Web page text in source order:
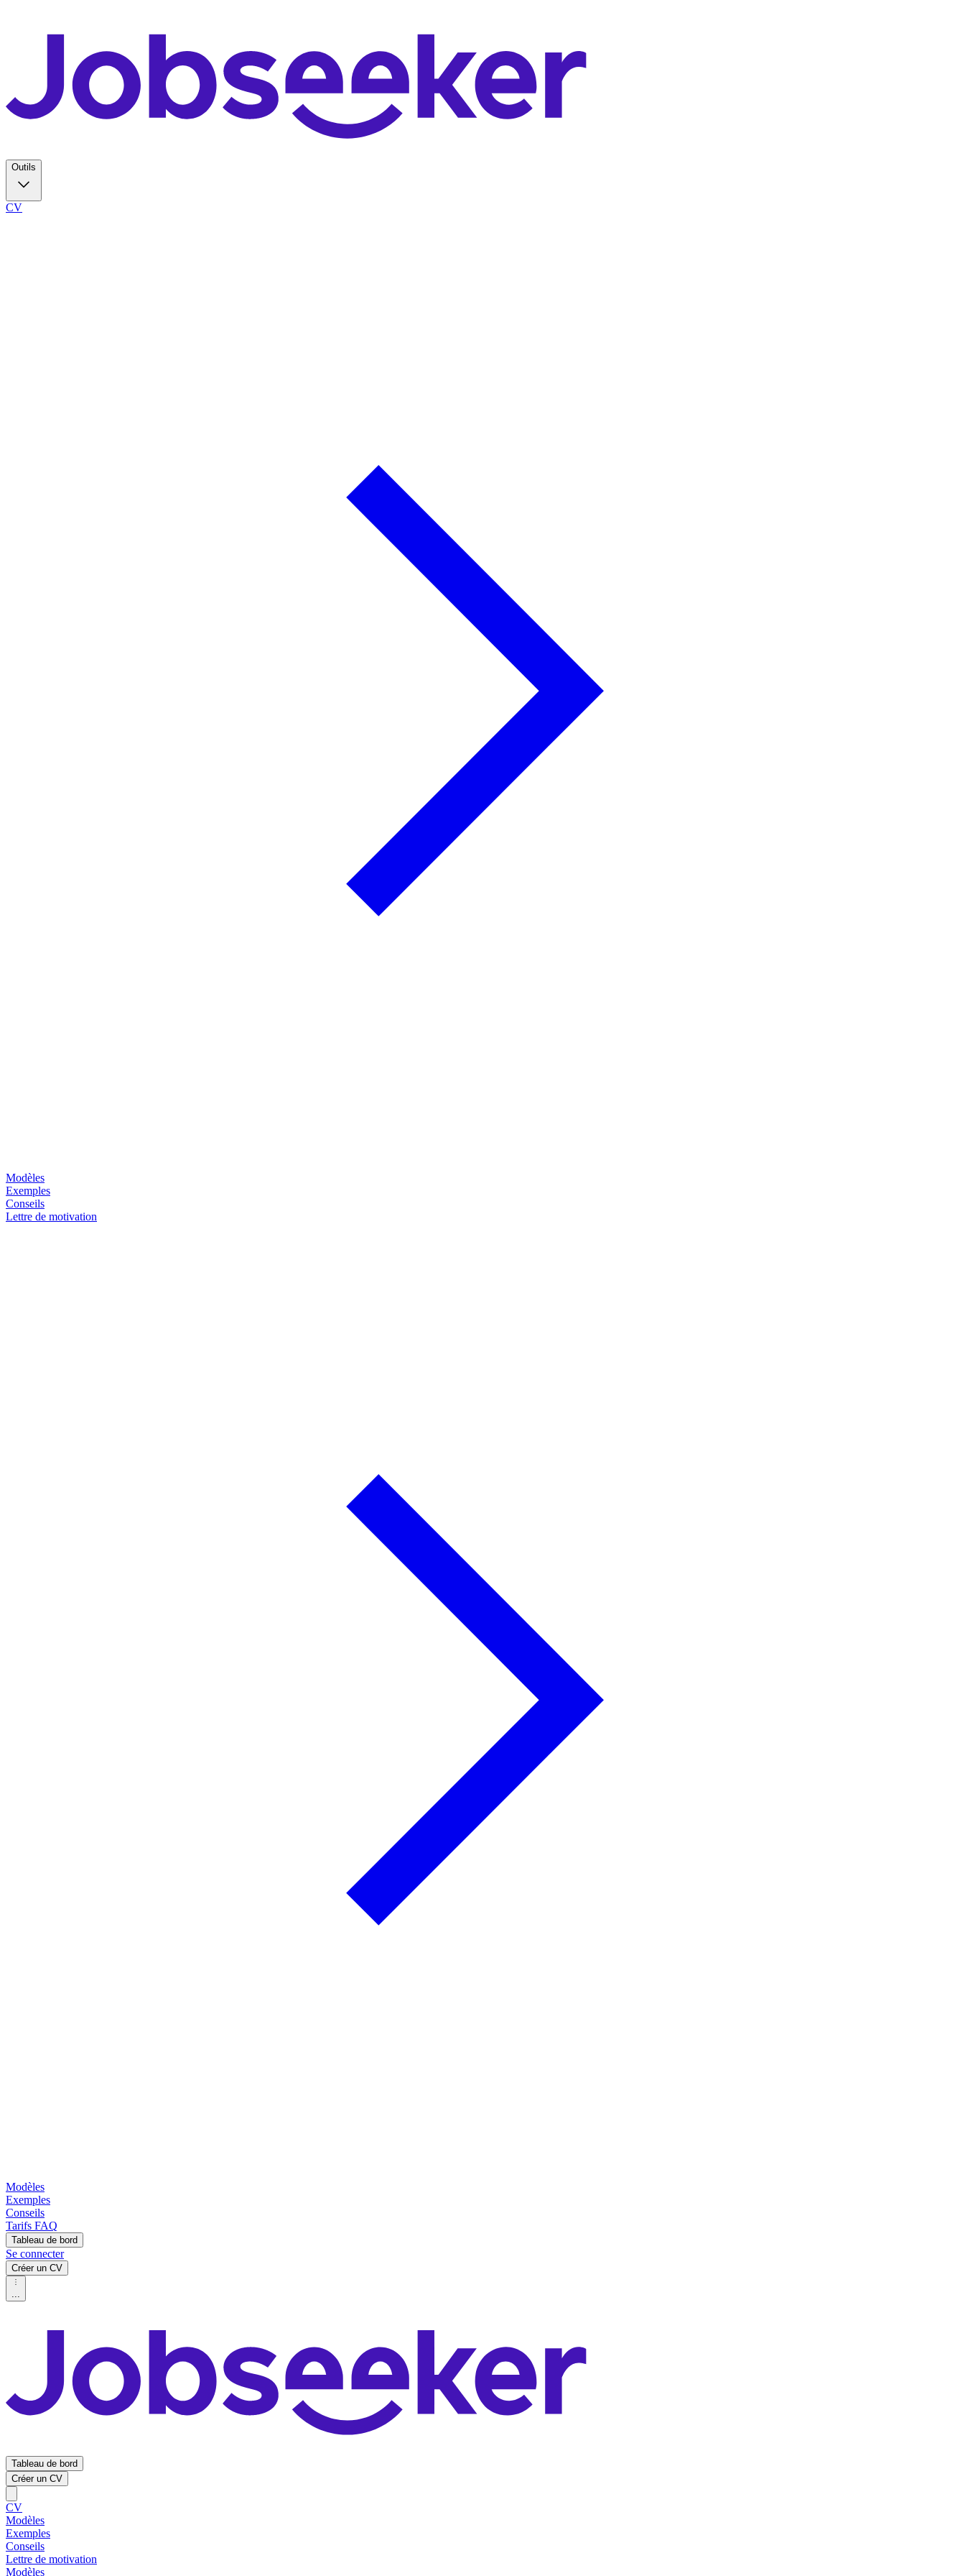
Outils
CV
Modèles
Exemples
Conseils
Lettre de motivation
Modèles
Exemples
Conseils
Tarifs FAQ
Tableau de bord
Se connecter
Créer un CV
...
Tableau de bord
Créer un CV
CV
Modèles
Exemples
Conseils
Lettre de motivation
Modèles